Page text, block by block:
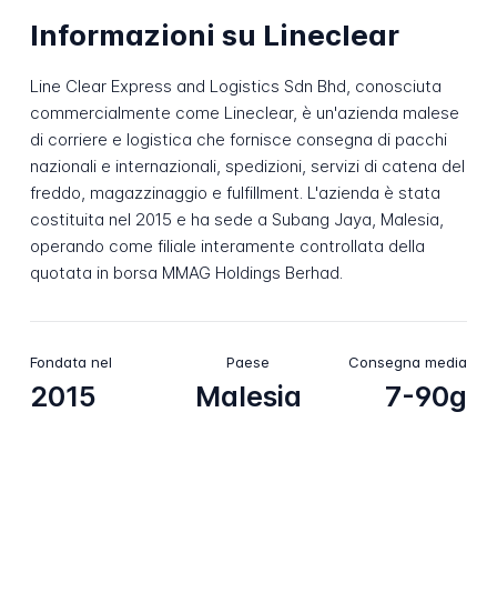
Informazioni su Lineclear
Line Clear Express and Logistics Sdn Bhd, conosciuta
commercialmente come Lineclear, è un'azienda malese
di corriere e logistica che fornisce consegna di pacchi
nazionali e internazionali, spedizioni, servizi di catena del
freddo, magazzinaggio e fulfillment. L'azienda è stata
costituita nel 2015 e ha sede a Subang Jaya, Malesia,
operando come filiale interamente controllata della
quotata in borsa MMAG Holdings Berhad.
Fondata nel
2015
Paese
Malesia
Consegna media
7-90g